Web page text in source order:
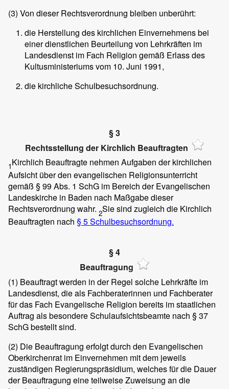
(3) Von dieser Rechtsverordnung bleiben unberührt:
die Herstellung des kirchlichen Einvernehmens bei
einer dienstlichen Beurteilung von Lehrkräften im
Landesdienst im Fach Religion gemäß Erlass des
Kultusministeriums vom 10. Juni 1991,
die kirchliche Schulbesuchsordnung.
§ 3
Rechtsstellung der Kirchlich Beauftragten
1Kirchlich Beauftragte nehmen Aufgaben der kirchlichen
Aufsicht über den evangelischen Religionsunterricht
gemäß § 99 Abs. 1 SchG im Bereich der Evangelischen
Landeskirche in Baden nach Maßgabe dieser
Rechtsverordnung wahr. 2Sie sind zugleich die Kirchlich
Beauftragten nach § 5 Schulbesuchsordnung.
§ 4
Beauftragung
(1) Beauftragt werden in der Regel solche Lehrkräfte im
Landesdienst, die als Fachberaterinnen und Fachberater
für das Fach Evangelische Religion bereits im staatlichen
Auftrag als besondere Schulaufsichtsbeamte nach § 37
SchG bestellt sind.
(2) Die Beauftragung erfolgt durch den Evangelischen
Oberkirchenrat im Einvernehmen mit dem jeweils
zuständigen Regierungspräsidium, welches für die Dauer
der Beauftragung eine teilweise Zuweisung an die